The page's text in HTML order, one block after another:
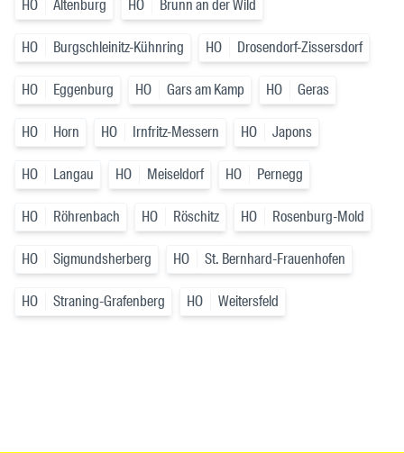
HO Altenburg HO Brunn an der Wild
HO Burgschleinitz-Kühnring HO Drosendorf-Zissersdorf
HO Eggenburg HO Gars am Kamp HO Geras
HO Horn HO Irnfritz-Messern HO Japons
HO Langau HO Meiseldorf HO Pernegg
HO Röhrenbach HO Röschitz HO Rosenburg-Mold
HO Sigmundsherberg HO St. Bernhard-Frauenhofen
HO Straning-Grafenberg HO Weitersfeld